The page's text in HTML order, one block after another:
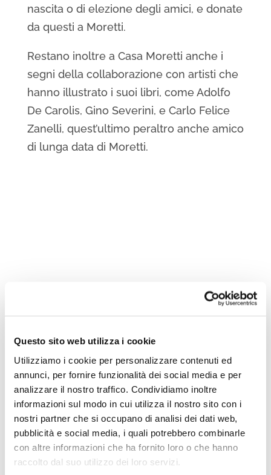
Questo sito web utilizza i cookie
Utilizziamo i cookie per personalizzare contenuti ed
annunci, per fornire funzionalità dei social media e per
analizzare il nostro traffico. Condividiamo inoltre
informazioni sul modo in cui utilizza il nostro sito con i
nostri partner che si occupano di analisi dei dati web,
pubblicità e social media, i quali potrebbero combinarle
con altre informazioni che ha fornito loro o che hanno
raccolto dal suo utilizzo dei loro servizi.
nascita o di elezione degli amici, e donate
da questi a Moretti.
Restano inoltre a Casa Moretti anche i
segni della collaborazione con artisti che
hanno illustrato i suoi libri, come Adolfo
De Carolis, Gino Severini, e Carlo Felice
Zanelli, quest’ultimo peraltro anche amico
di lunga data di Moretti.